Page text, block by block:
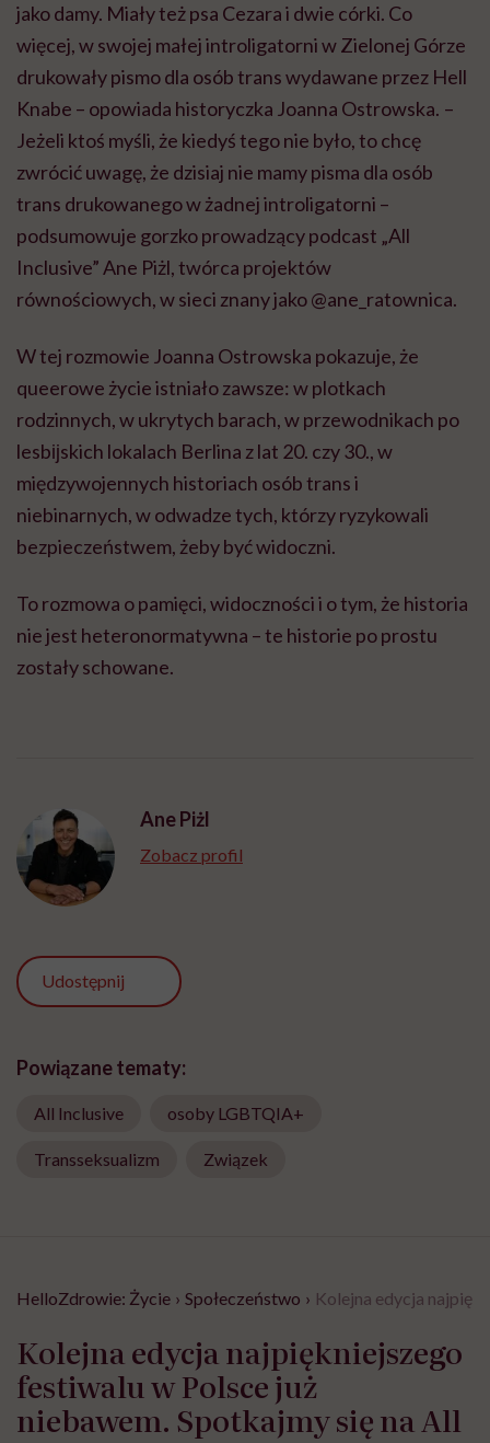
jako damy. Miały też psa Cezara i dwie córki. Co
więcej, w swojej małej introligatorni w Zielonej Górze
drukowały pismo dla osób trans wydawane przez Hell
Knabe – opowiada historyczka Joanna Ostrowska. –
Jeżeli ktoś myśli, że kiedyś tego nie było, to chcę
zwrócić uwagę, że dzisiaj nie mamy pisma dla osób
trans drukowanego w żadnej introligatorni –
podsumowuje gorzko prowadzący podcast „All
Inclusive” Ane Piżl, twórca projektów
równościowych, w sieci znany jako @ane_ratownica.
W tej rozmowie Joanna Ostrowska pokazuje, że
queerowe życie istniało zawsze: w plotkach
rodzinnych, w ukrytych barach, w przewodnikach po
lesbĳskich lokalach Berlina z lat 20. czy 30., w
międzywojennych historiach osób trans i
niebinarnych, w odwadze tych, którzy ryzykowali
bezpieczeństwem, żeby być widoczni.
To rozmowa o pamięci, widoczności i o tym, że historia
nie jest heteronormatywna – te historie po prostu
zostały schowane.
Ane Piżl
Zobacz profil
Udostępnij
Powiązane tematy:
All Inclusive osoby LGBTQIA+
Transseksualizm Związek
HelloZdrowie: Życie › Społeczeństwo › Kolejna edycja
Kolejna edycja najpiękniejszego
festiwalu w Polsce już
niebawem. Spotkajmy się na All